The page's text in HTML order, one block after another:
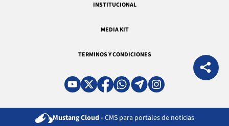
INSTITUCIONAL
MEDIA KIT
TERMINOS Y CONDICIONES
Mustang Cloud - CMS para portales de noticias